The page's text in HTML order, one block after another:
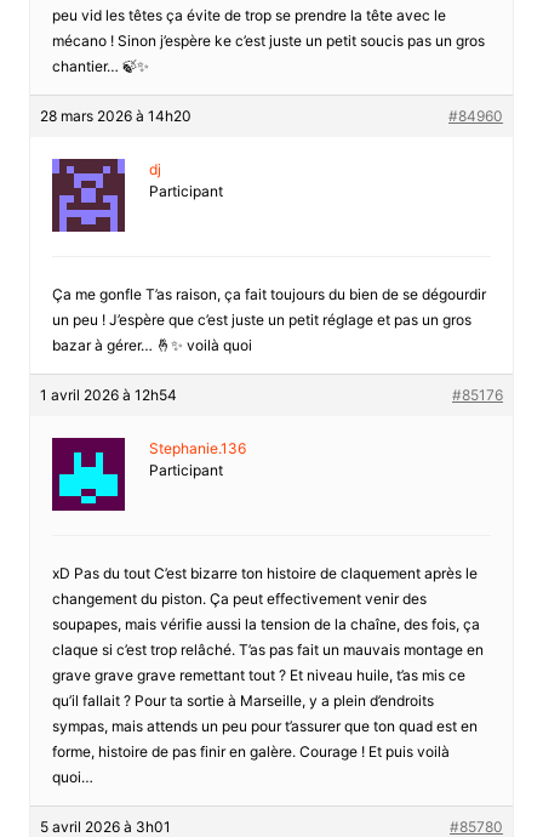
peu vid les têtes ça évite de trop se prendre la tête avec le
mécano ! Sinon j’espère ke c’est juste un petit soucis pas un gros
chantier… 🍃✨
28 mars 2026 à 14h20 #84960
dj
Participant
Ça me gonfle T’as raison, ça fait toujours du bien de se dégourdir
un peu ! J’espère que c’est juste un petit réglage et pas un gros
bazar à gérer… 🤞✨ voilà quoi
1 avril 2026 à 12h54 #85176
Stephanie.136
Participant
xD Pas du tout C’est bizarre ton histoire de claquement après le
changement du piston. Ça peut effectivement venir des
soupapes, mais vérifie aussi la tension de la chaîne, des fois, ça
claque si c’est trop relâché. T’as pas fait un mauvais montage en
grave grave grave remettant tout ? Et niveau huile, t’as mis ce
qu’il fallait ? Pour ta sortie à Marseille, y a plein d’endroits
sympas, mais attends un peu pour t’assurer que ton quad est en
forme, histoire de pas finir en galère. Courage ! Et puis voilà
quoi…
5 avril 2026 à 3h01 #85780